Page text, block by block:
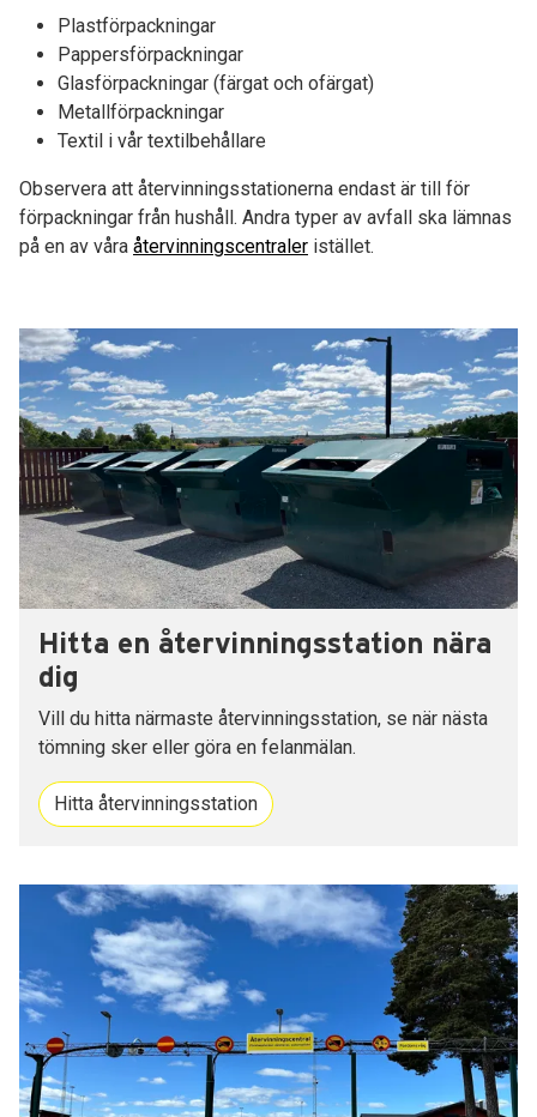
Plastförpackningar
Pappersförpackningar
Glasförpackningar (färgat och ofärgat)
Metallförpackningar
Textil i vår textilbehållare
Observera att återvinningsstationerna endast är till för
förpackningar från hushåll. Andra typer av avfall ska lämnas
på en av våra återvinningscentraler istället.
Hitta en återvinningsstation nära
dig
Vill du hitta närmaste återvinningsstation, se när nästa
tömning sker eller göra en felanmälan.
Hitta återvinningsstation